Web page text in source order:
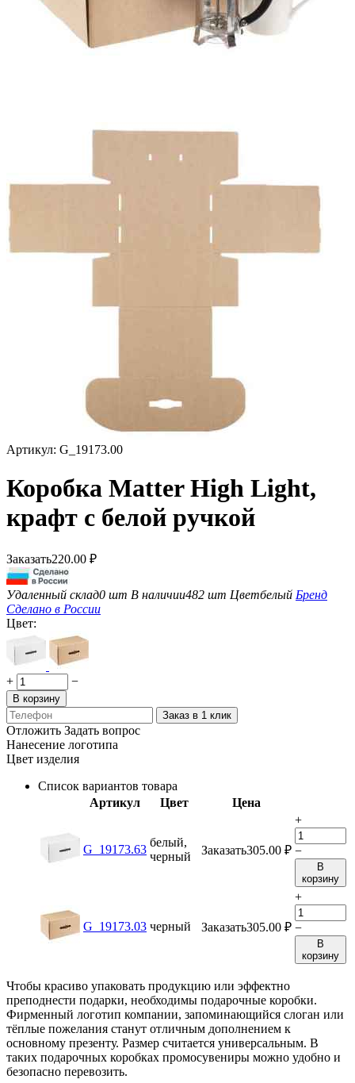
Артикул: G_19173.00
Коробка Matter High Light,
крафт с белой ручкой
Заказать220.00 ₽
Удаленный склад0 шт В наличии482 шт Цветбелый Бренд
Сделано в России
Цвет:
+ −
В корзину
Заказ в 1 клик
Отложить Задать вопрос
Нанесение логотипа
Цвет изделия
Список вариантов товара
Артикул
Цвет Цена
G_19173.63
белый,
черный
Заказать305.00 ₽
+
−
В
корзину
G_19173.03 черный Заказать305.00 ₽
+
−
В
корзину
Чтобы красиво упаковать продукцию или эффектно
преподнести подарки, необходимы подарочные коробки.
Фирменный логотип компании, запоминающийся слоган или
тёплые пожелания станут отличным дополнением к
основному презенту. Размер считается универсальным. В
таких подарочных коробках промосувениры можно удобно и
безопасно перевозить.